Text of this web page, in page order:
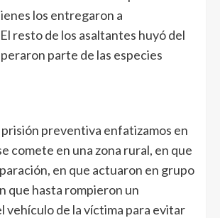
los entregaron a
resto de los asaltantes huyó del
parte de las especies
prisión preventiva enfatizamos en
comete en una zona rural, en que
en que actuaron en grupo
que hasta rompieron un
vehículo de la víctima para evitar